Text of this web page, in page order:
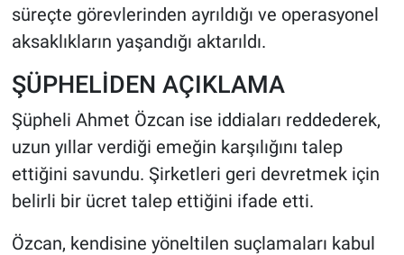
süreçte görevlerinden ayrıldığı ve operasyonel
aksaklıkların yaşandığı aktarıldı.
ŞÜPHELİDEN AÇIKLAMA
Şüpheli Ahmet Özcan ise iddiaları reddederek,
uzun yıllar verdiği emeğin karşılığını talep
ettiğini savundu. Şirketleri geri devretmek için
belirli bir ücret talep ettiğini ifade etti.
Özcan, kendisine yöneltilen suçlamaları kabul